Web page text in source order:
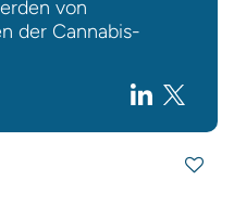
von
der Cannabis-